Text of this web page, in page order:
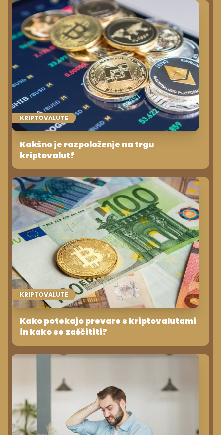
KRIPTOVALUTE
Kakšno je razpoloženje na trgu
kriptovalut?
KRIPTOVALUTE
Kako potekajo prevare s kriptovalutami
in kako se zaščititi?